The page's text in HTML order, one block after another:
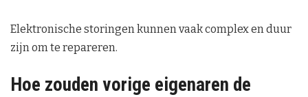
Elektronische storingen kunnen vaak complex en duur
zijn om te repareren.
Hoe zouden vorige eigenaren de